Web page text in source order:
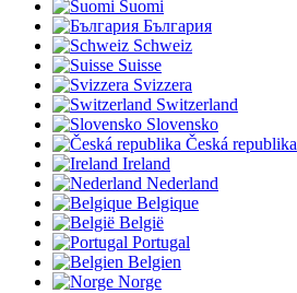
Suomi
България
Schweiz
Suisse
Svizzera
Switzerland
Slovensko
Česká republika
Ireland
Nederland
Belgique
België
Portugal
Belgien
Norge